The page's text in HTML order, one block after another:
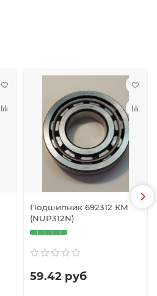
Подшипник 692312 КМ
(NUP312N)
59.42 руб